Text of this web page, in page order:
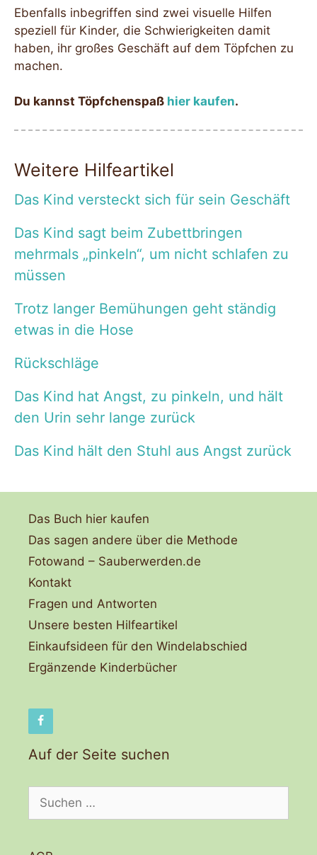
Ebenfalls inbegriffen sind zwei visuelle Hilfen
speziell für Kinder, die Schwierigkeiten damit
haben, ihr großes Geschäft auf dem Töpfchen zu
machen.
Du kannst Töpfchenspaß hier kaufen.
Weitere Hilfeartikel
Das Kind versteckt sich für sein Geschäft
Das Kind sagt beim Zubettbringen
mehrmals „pinkeln“, um nicht schlafen zu
müssen
Trotz langer Bemühungen geht ständig
etwas in die Hose
Rückschläge
Das Kind hat Angst, zu pinkeln, und hält
den Urin sehr lange zurück
Das Kind hält den Stuhl aus Angst zurück
Das Buch hier kaufen
Das sagen andere über die Methode
Fotowand – Sauberwerden.de
Kontakt
Fragen und Antworten
Unsere besten Hilfeartikel
Einkaufsideen für den Windelabschied
Ergänzende Kinderbücher
Auf der Seite suchen
nach: